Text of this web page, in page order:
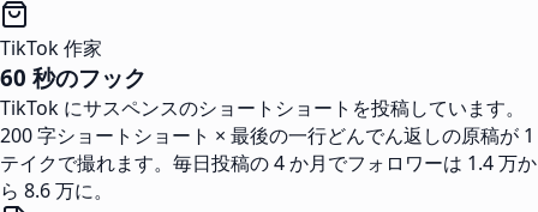
TikTok 作家
60 秒のフック
TikTok にサスペンスのショートショートを投稿しています。
200 字ショートショート × 最後の一行どんでん返しの原稿が 1
テイクで撮れます。毎日投稿の 4 か月でフォロワーは 1.4 万か
ら 8.6 万に。